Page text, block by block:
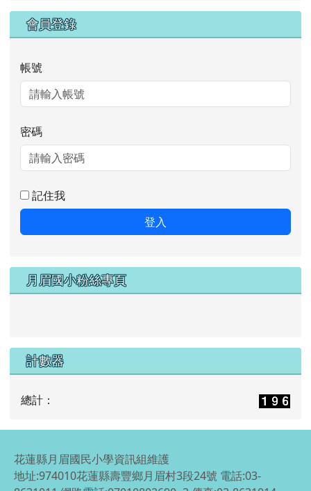
會員登錄
帳號
密碼
記住我
登入
月眉國小粉絲專頁
計數器
總計：
花蓮縣月眉國民小學資訊組維護
地址:974010花蓮縣壽豐鄉月眉村3段24號 電話:03-